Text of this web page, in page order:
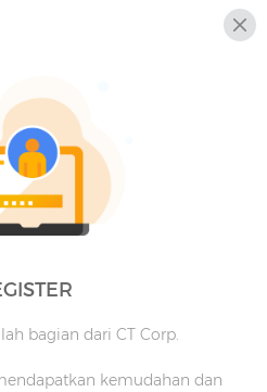
bagian dari CT Corp.
kemudahan dan